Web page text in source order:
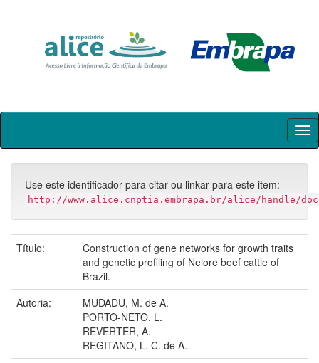
Skip
Use este identificador para citar ou linkar para este item:
http://www.alice.cnptia.embrapa.br/alice/handle/doc/
Título:
Construction of gene networks for growth traits
and genetic profiling of Nelore beef cattle of
Brazil.
Autoria:
MUDADU, M. de A.
PORTO-NETO, L.
REVERTER, A.
REGITANO, L. C. de A.